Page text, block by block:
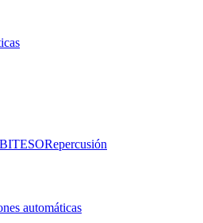
BITESORepercusión
automáticas